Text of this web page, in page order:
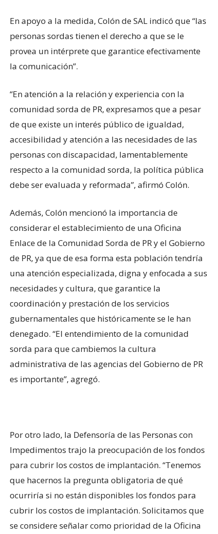
En apoyo a la medida, Colón de SAL indicó que “las
personas sordas tienen el derecho a que se le
provea un intérprete que garantice efectivamente
la comunicación”.
“En atención a la relación y experiencia con la
comunidad sorda de PR, expresamos que a pesar
de que existe un interés público de igualdad,
accesibilidad y atención a las necesidades de las
personas con discapacidad, lamentablemente
respecto a la comunidad sorda, la política pública
debe ser evaluada y reformada”, afirmó Colón.
Además, Colón mencionó la importancia de
considerar el establecimiento de una Oficina
Enlace de la Comunidad Sorda de PR y el Gobierno
de PR, ya que de esa forma esta población tendría
una atención especializada, digna y enfocada a sus
necesidades y cultura, que garantice la
coordinación y prestación de los servicios
gubernamentales que históricamente se le han
denegado. “El entendimiento de la comunidad
sorda para que cambiemos la cultura
administrativa de las agencias del Gobierno de PR
es importante”, agregó.
Por otro lado, la Defensoría de las Personas con
Impedimentos trajo la preocupación de los fondos
para cubrir los costos de implantación. “Tenemos
que hacernos la pregunta obligatoria de qué
ocurriría si no están disponibles los fondos para
cubrir los costos de implantación. Solicitamos que
se considere señalar como prioridad de la Oficina